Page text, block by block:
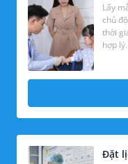
Lấy
chủ
thời gian đi lại, chờ
hợp lý.
Đặt